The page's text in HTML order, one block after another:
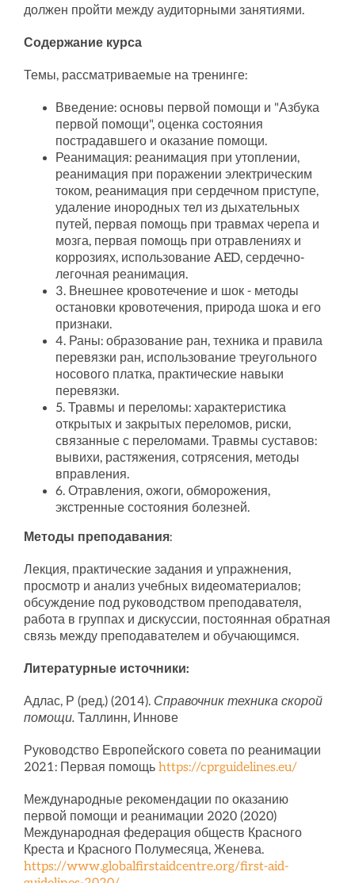
должен пройти между аудиторными занятиями.
Содержание курса
Темы, рассматриваемые на тренинге:
Введение: основы первой помощи и "Азбука
первой помощи", оценка состояния
пострадавшего и оказание помощи.
Реанимация: реанимация при утоплении,
реанимация при поражении электрическим
током, реанимация при сердечном приступе,
удаление инородных тел из дыхательных
путей, первая помощь при травмах черепа и
мозга, первая помощь при отравлениях и
коррозиях, использование AED, сердечно-
легочная реанимация.
3. Внешнее кровотечение и шок - методы
остановки кровотечения, природа шока и его
признаки.
4. Раны: образование ран, техника и правила
перевязки ран, использование треугольного
носового платка, практические навыки
перевязки.
5. Травмы и переломы: характеристика
открытых и закрытых переломов, риски,
связанные с переломами. Травмы суставов:
вывихи, растяжения, сотрясения, методы
вправления.
6. Отравления, ожоги, обморожения,
экстренные состояния болезней.
Методы преподавания:
Лекция, практические задания и упражнения,
просмотр и анализ учебных видеоматериалов;
обсуждение под руководством преподавателя,
работа в группах и дискуссии, постоянная обратная
связь между преподавателем и обучающимся.
Литературные источники:
Адлас, Р (ред.) (2014). Справочник техника скорой
помощи. Таллинн, Иннове
Руководство Европейского совета по реанимации
2021: Первая помощь https://cprguidelines.eu/
Международные рекомендации по оказанию
первой помощи и реанимации 2020 (2020)
Международная федерация обществ Красного
Креста и Красного Полумесяца, Женева.
https://www.globalfirstaidcentre.org/first-aid-